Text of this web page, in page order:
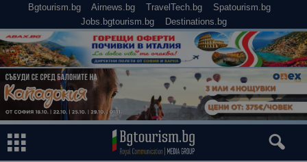
Bgtourism.bg Airnews.bg TravelTech.bg
Spatourism.bg
Jobs.bgtourism.bg
Destinations.bg